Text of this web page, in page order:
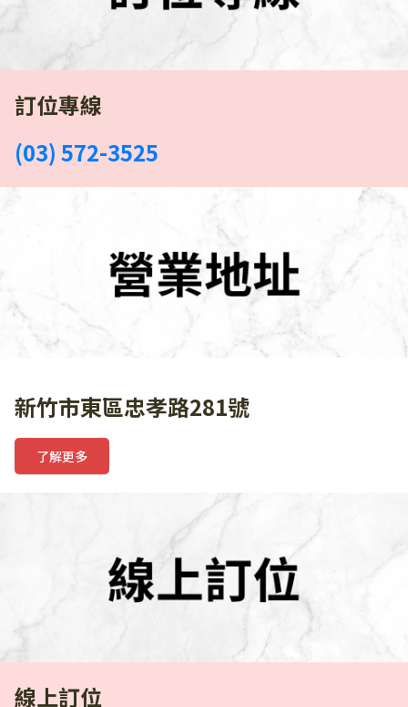
訂位專線
(03) 572-3525
新竹市東區忠孝路281號
了解更多
線上訂位